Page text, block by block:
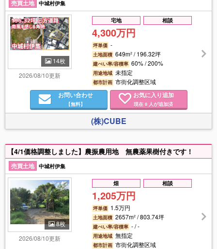
売買土地 中城村伊集
14枚
2026/08/10更新
宅地 相談
4,300万円
坪単価 -
土地面積 649m² / 196.32坪
建ぺい率/容積率 60% / 200%
用途地域 未指定
都市計画 市街化調整区域
お問い合わせ
【無料】
お気に入り追加
現在 0 人が追加済
(株)CUBE
【4/1価格調整しました】農振農用地 無農薬果樹付きです！
売買土地 中城村伊集
8枚
2026/08/10更新
畑 相談
1,205万円
坪単価 1.5万円
土地面積 2657m² / 803.74坪
建ぺい率/容積率 - / -
用途地域 無指定
都市計画 市街化調整区域